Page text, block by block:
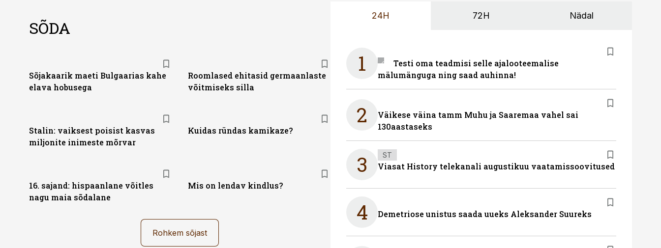
SÕDA
Sõjakaarik maeti Bulgaarias kahe
elava hobusega
Roomlased ehitasid germaanlaste
võitmiseks silla
Stalin: vaiksest poisist kasvas
miljonite inimeste mõrvar
Kuidas ründas kamikaze?
16. sajand: hispaanlane võitles
nagu maia sõdalane
Mis on lendav kindlus?
Rohkem sõjast
24H 72H Nädal
1
Testi oma teadmisi selle ajalooteemalise
mälumänguga ning saad auhinna!
2
Väikese väina tamm Muhu ja Saaremaa vahel sai
130aastaseks
3 ST
Viasat History telekanali augustikuu vaatamissoovitused
4 Demetriose unistus saada uueks Aleksander Suureks